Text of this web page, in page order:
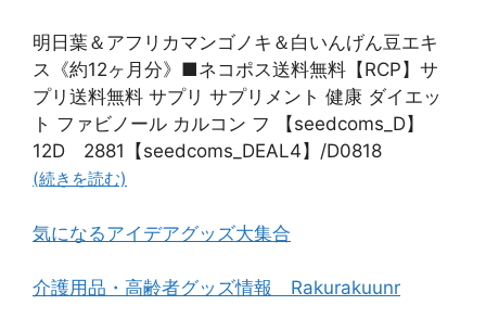
明日葉＆アフリカマンゴノキ＆白いんげん豆エキ
ス《約12ヶ月分》■ネコポス送料無料【RCP】サ
プリ送料無料 サプリ サプリメント 健康 ダイエッ
ト ファビノール カルコン フ 【seedcoms_D】
12D 2881【seedcoms_DEAL4】/D0818
(続きを読む)
気になるアイデアグッズ大集合
介護用品・高齢者グッズ情報 Rakurakuunr